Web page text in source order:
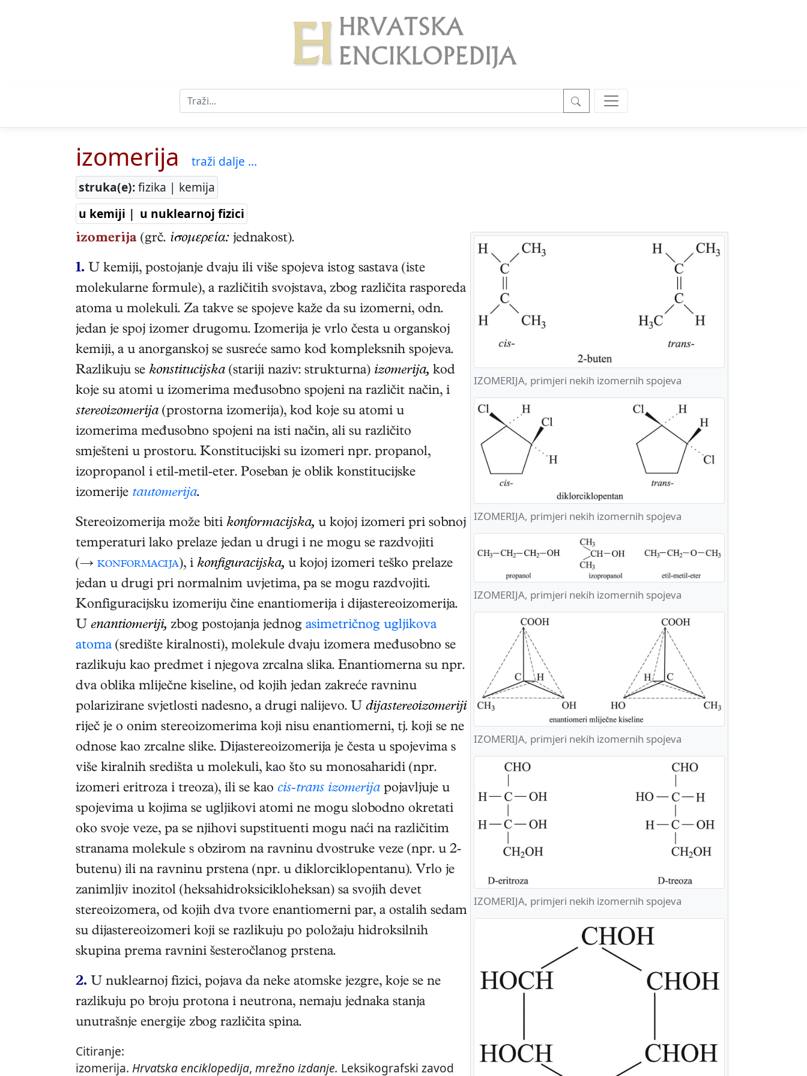
izomerija
traži dalje ...
struka(e):fizika | kemija
u kemiji | u nuklearnoj fizici
IZOMERIJA, primjeri nekih izomernih spojeva
IZOMERIJA, primjeri nekih izomernih spojeva
IZOMERIJA, primjeri nekih izomernih spojeva
IZOMERIJA, primjeri nekih izomernih spojeva
IZOMERIJA, primjeri nekih izomernih spojeva
izomerija (grč. ἰσομερεία: jednakost).
1. U kemiji, postojanje dvaju ili više spojeva istog sastava (iste
molekularne formule), a različitih svojstava, zbog različita rasporeda
atoma u molekuli. Za takve se spojeve kaže da su izomerni, odn.
jedan je spoj izomer drugomu. Izomerija je vrlo česta u organskoj
kemiji, a u anorganskoj se susreće samo kod kompleksnih spojeva.
Razlikuju se konstitucijska (stariji naziv: strukturna) izomerija, kod
koje su atomi u izomerima međusobno spojeni na različit način, i
stereoizomerija (prostorna izomerija), kod koje su atomi u
izomerima međusobno spojeni na isti način, ali su različito
smješteni u prostoru. Konstitucijski su izomeri npr. propanol,
izopropanol i etil-metil-eter. Poseban je oblik konstitucijske
izomerije tautomerija.
Stereoizomerija može biti konformacijska, u kojoj izomeri pri sobnoj
temperaturi lako prelaze jedan u drugi i ne mogu se razdvojiti
(→ konformacija), i konfiguracijska, u kojoj izomeri teško prelaze
jedan u drugi pri normalnim uvjetima, pa se mogu razdvojiti.
Konfiguracijsku izomeriju čine enantiomerija i dijastereoizomerija.
U enantiomeriji, zbog postojanja jednog asimetričnog ugljikova
atoma (središte kiralnosti), molekule dvaju izomera međusobno se
razlikuju kao predmet i njegova zrcalna slika. Enantiomerna su npr.
dva oblika mliječne kiseline, od kojih jedan zakreće ravninu
polarizirane svjetlosti nadesno, a drugi nalijevo. U dijastereoizomeriji
riječ je o onim stereoizomerima koji nisu enantiomerni, tj. koji se ne
odnose kao zrcalne slike. Dijastereoizomerija je česta u spojevima s
više kiralnih središta u molekuli, kao što su monosaharidi (npr.
izomeri eritroza i treoza), ili se kao cis-trans izomerija pojavljuje u
spojevima u kojima se ugljikovi atomi ne mogu slobodno okretati
oko svoje veze, pa se njihovi supstituenti mogu naći na različitim
stranama molekule s obzirom na ravninu dvostruke veze (npr. u 2-
butenu) ili na ravninu prstena (npr. u diklorciklopentanu). Vrlo je
zanimljiv inozitol (heksahidroksicikloheksan) sa svojih devet
stereoizomera, od kojih dva tvore enantiomerni par, a ostalih sedam
su dijastereoizomeri koji se razlikuju po položaju hidroksilnih
skupina prema ravnini šesteročlanog prstena.
2. U nuklearnoj fizici, pojava da neke atomske jezgre, koje se ne
razlikuju po broju protona i neutrona, nemaju jednaka stanja
unutrašnje energije zbog različita spina.
Citiranje:
izomerija. Hrvatska enciklopedija, mrežno izdanje. Leksikografski zavod